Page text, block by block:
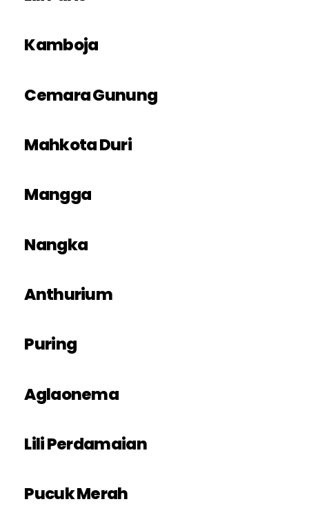
Kamboja
Cemara Gunung
Mahkota Duri
Mangga
Nangka
Anthurium
Puring
Aglaonema
Lili Perdamaian
Pucuk Merah